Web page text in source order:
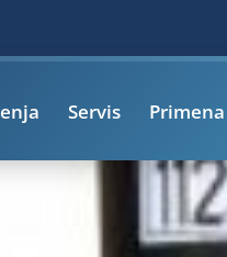
Servis Primena